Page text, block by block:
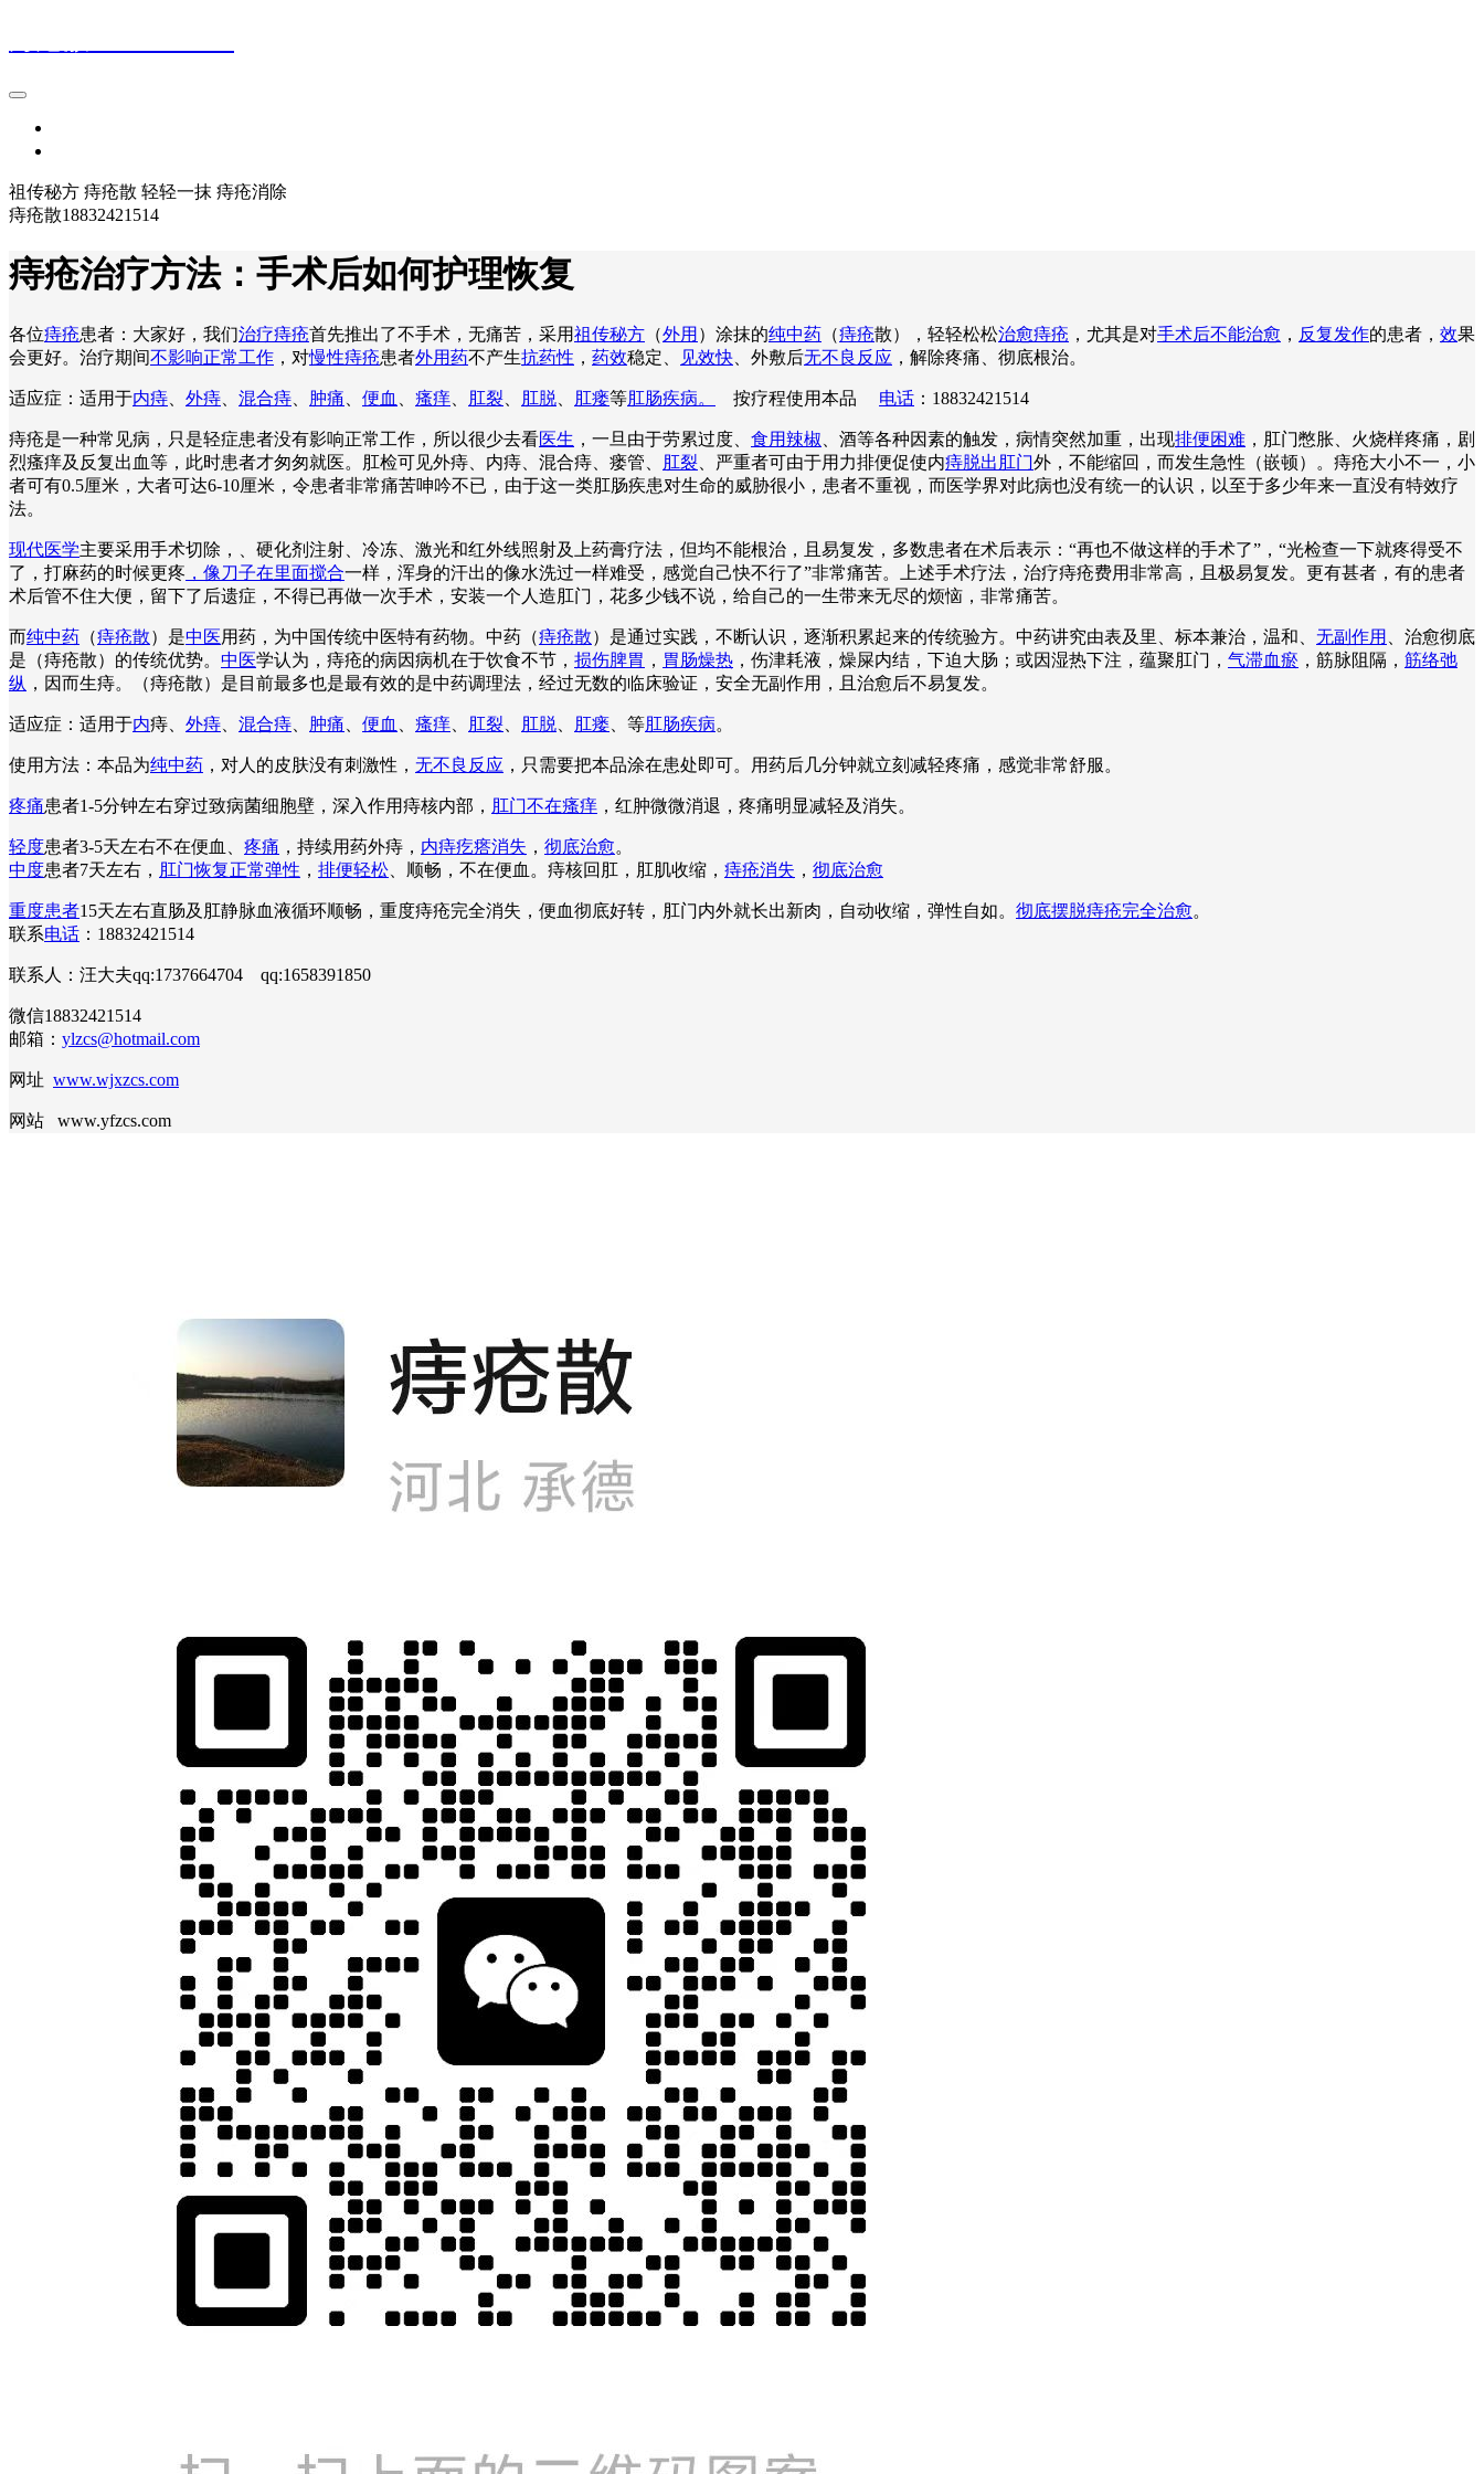
祖传秘方 痔疮散 轻轻一抹 痔疮消除
痔疮散18832421514
痔疮治疗方法：手术后如何护理恢复
各位痔疮患者：大家好，我们治疗痔疮首先推出了不手术，无痛苦，采用祖传秘方 （外用 ）涂抹的纯中药 （痔疮散），轻轻松松治愈痔疮 ，尤其是对手术后不能治愈 ， 反复发作的患者， 效果
会更好。治疗期间不影响正常工作 ，对慢性痔疮患者外用药不产生抗药性 ， 药效稳定、 见效快 、外敷后无不良反应 ，解除疼痛、彻底根治。
适应症：适用于内痔 外痔 混合痔 肿痛 便血 瘙痒 肛裂 肛脱 肛瘘等肛肠疾病。 按疗程使用本品 电话 ：18832421514
痔疮是一种常见病，只是轻症患者没有影响正常工作，所以很少去看医生 ，一旦由于劳累过度、 食用辣椒 、酒等各种因素的触发，病情突然加重，出现排便困难 ，肛门憋胀、火烧样疼痛，剧
烈瘙痒及反复出血等，此时患者才匆匆就医。肛检可见外痔、内痔、混合痔、瘘管、
肛裂 、严重者可由于用力排便促使内痔脱出肛门外，不能缩回，而发生急性（嵌顿）。痔疮大小不一，小
者可有0.5厘米，大者可达6-10厘米，令患者非常痛苦呻吟不已，由于这一类肛肠疾患对生命的威胁很小，患者不重视，而医学界对此病也没有统一的认识，以至于多少年来一直没有特效疗
法。
现代医学主要采用手术切除，、硬化剂注射、冷冻、激光和红外线照射及上药膏疗法，但均不能根治，且易复发，多数患者在术后表示：“再也不做这样的手术了”，“光检查一下就疼得受不
了，打麻药的时候更疼 ，像刀子在里面搅合一样，浑身的汗出的像水洗过一样难受，感觉自己快不行了”非常痛苦。上述手术疗法，治疗痔疮费用非常高，且极易复发。更有甚者，有的患者
术后管不住大便，留下了后遗症，不得已再做一次手术，安装一个人造肛门，花多少钱不说，给自己的一生带来无尽的烦恼，非常痛苦。
而纯中药 （痔疮散）是中医用药，为中国传统中医特有药物。中药（痔疮散）是通过实践，不断认识，逐渐积累起来的传统验方。中药讲究由表及里、标本兼治，温和、 无副作用
、治愈彻底
是（痔疮散）的传统优势。 中医学认为，痔疮的病因病机在于饮食不节， 损伤脾胃 ， 胃肠燥热 ，伤津耗液，燥屎内结，下迫大肠；或因湿热下注，蕴聚肛门， 气滞血瘀 ，筋脉阻隔， 筋络弛
纵 ，因而生痔。（痔疮散）是目前最多也是最有效的是中药调理法，经过无数的临床验证，安全无副作用，且治愈后不易复发。
适应症：适用于内痔、 外痔 混合痔 肿痛 便血 瘙痒 肛裂 肛脱 肛瘘 、等肛肠疾病。
使用方法：本品为纯中药 ，对人的皮肤没有刺激性， 无不良反应 ，只需要把本品涂在患处即可。用药后几分钟就立刻减轻疼痛，感觉非常舒服。
疼痛患者1-5分钟左右穿过致病菌细胞壁，深入作用痔核内部， 肛门不在瘙痒 ，红肿微微消退，疼痛明显减轻及消失。
轻度患者3-5天左右不在便血、 疼痛 ，持续用药外痔， 内痔疙瘩消失 ， 彻底治愈。
中度患者7天左右， 肛门恢复正常弹性 ， 排便轻松 、顺畅，不在便血。痔核回肛，肛肌收缩， 痔疮消失 ， 彻底治愈
重度患者15天左右直肠及肛静脉血液循环顺畅，重度痔疮完全消失，便血彻底好转，肛门内外就长出新肉，自动收缩，弹性自如。 彻底摆脱痔疮完全治愈。
联系电话 ：18832421514
联系人：汪大夫qq:1737664704 qq:1658391850
微信18832421514
邮箱： ylzcs@hotmail.com
网址 www.wjxzcs.com
网站 www.yfzcs.com